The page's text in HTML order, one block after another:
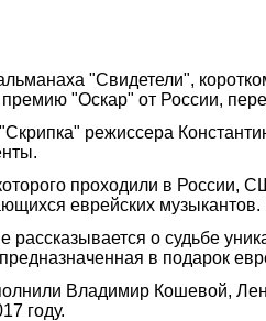
"Свидетели",
"Оскар" от России,
режиссера
проходили в России,
еврейских
о судьбе
в подарок
Владимир Кошевой,
году.